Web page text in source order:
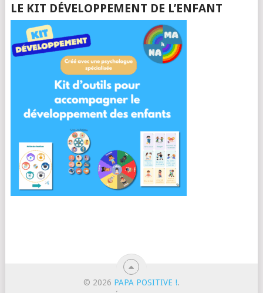
LE KIT DÉVELOPPEMENT DE L’ENFANT
© 2026 PAPA POSITIVE !.